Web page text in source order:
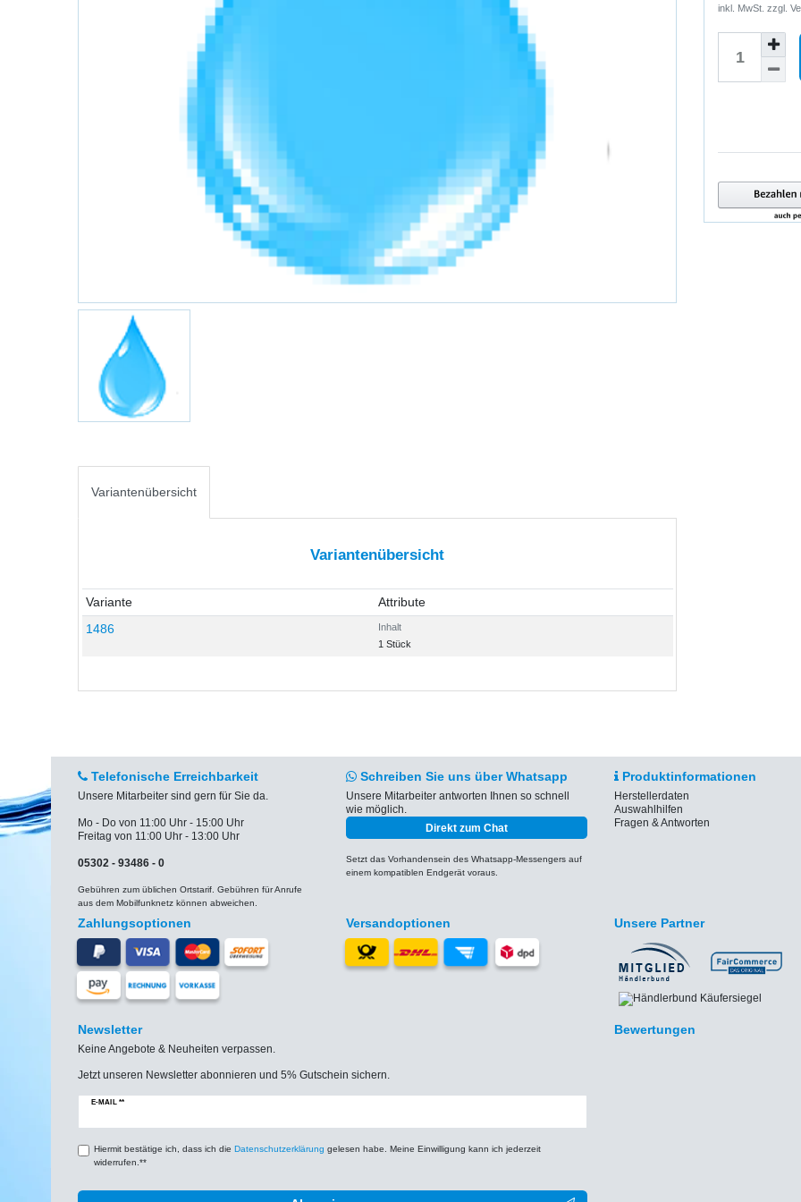
inkl. MwSt. zzgl.
Variantenübersicht
Variantenübersicht
Variante
Attribute
1486
Inhalt
1 Stück
Telefonische Erreichbarkeit
Unsere Mitarbeiter sind gern für Sie da.
Mo - Do von 11:00 Uhr - 15:00 Uhr
Freitag von 11:00 Uhr - 13:00 Uhr
05302 - 93486 - 0
Gebühren zum üblichen Ortstarif. Gebühren für Anrufe
aus dem Mobilfunknetz können abweichen.
Schreiben Sie uns über Whatsapp
Unsere Mitarbeiter antworten Ihnen so schnell
wie möglich.
Direkt zum Chat
Setzt das Vorhandensein des Whatsapp-Messengers auf
einem kompatiblen Endgerät voraus.
Produktinformationen
Herstellerdaten
Auswahlhilfen
Fragen & Antworten
Zahlungsoptionen Versandoptionen Unsere Partner
Newsletter
Keine Angebote & Neuheiten verpassen.
Jetzt unseren Newsletter abonnieren und 5% Gutschein sichern.
E-MAIL **
Newsletter
Hiermit bestätige ich, dass ich die Daten­schutz­erklärung gelesen habe. Meine Einwilligung kann ich jederzeit
widerrufen.**
Bewertungen